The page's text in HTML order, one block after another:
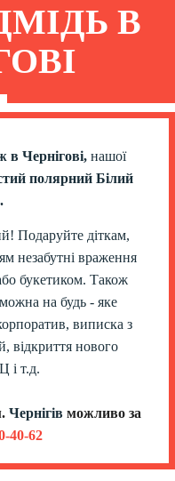
В
Чернігові, нашої
полярний Білий
Подаруйте діткам,
незабутні враження
букетиком. Також
на будь - яке
виписка з
відкриття нового
і т.д.
Чернігів можливо за
40-62